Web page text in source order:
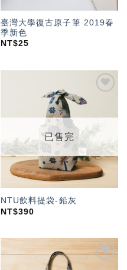
臺灣大學復古原子筆 2019春
季新色
NT$25
望輕
已售完
NTU飲料提袋-鉛灰
NT$390